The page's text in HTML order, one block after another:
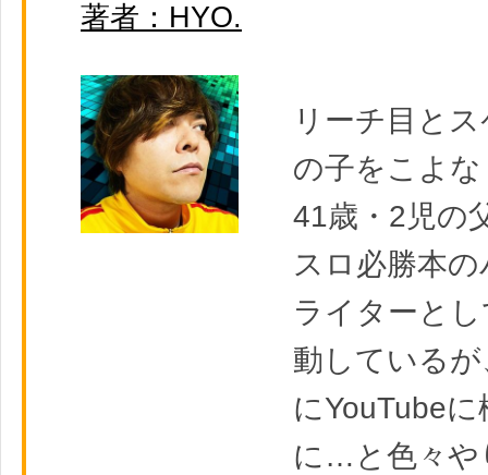
著者：HYO.
リーチ目と
の子をこよ
41歳・2児の
スロ必勝本
ライターと
動している
にYouTubeに
に…と色々や